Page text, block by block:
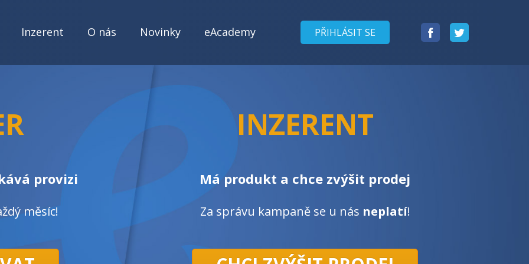
Inzerent O nás Novinky eAcademy PŘIHLÁSIT SE FacebookTwitter
provizi
měsíc!
INZERENT
Má produkt a chce zvýšit prodej
Za správu kampaně se u nás neplatí!